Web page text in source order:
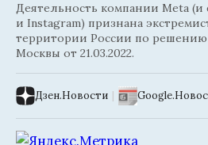
Деятельность компании Meta (и
и Instagram) признана
территории России по решению
Москвы от 21.03.2022.
Дзен.Новости |